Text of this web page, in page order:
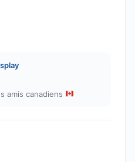
amis canadiens